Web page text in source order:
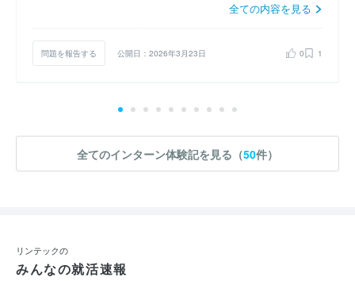
全ての内容を見る
問題を報告する 公開日：2026年3月23日 0 1
全てのインターン体験記を見る（50件）
リンテックの
みんなの就活速報